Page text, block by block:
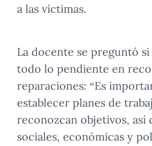
a las víctimas.
La docente se preguntó
todo lo pendiente en
reparaciones: “Es
establecer planes de
reconozcan objetivos, así
sociales, económicas y